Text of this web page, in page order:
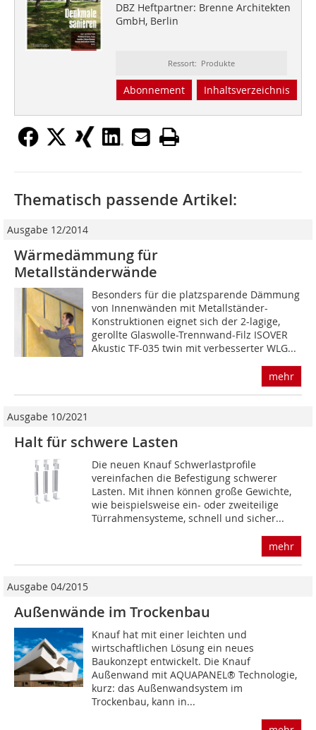
DBZ Heftpartner: Brenne Architekten
GmbH, Berlin
Ressort: Produkte
Abonnement Inhaltsverzeichnis
Thematisch passende Artikel:
Ausgabe 12/2014
Wärmedämmung für
Metallständerwände
Besonders für die platzsparende Dämmung
von Innenwänden mit Metallständer-
Konstruktionen eignet sich der 2-lagige,
gerollte Glaswolle-Trennwand-Filz ISOVER
Akustic TF-035 twin mit verbesserter WLG...
mehr
Ausgabe 10/2021
Halt für schwere Lasten
Die neuen Knauf Schwerlastprofile
vereinfachen die Befestigung schwerer
Lasten. Mit ihnen können große Gewichte,
wie beispielsweise ein- oder zweiteilige
Türrahmensysteme, schnell und sicher...
mehr
Ausgabe 04/2015
Außenwände im Trockenbau
Knauf hat mit einer leichten und
wirtschaftlichen Lösung ein neues
Baukonzept entwickelt. Die Knauf
Außenwand mit AQUAPANEL® Technologie,
kurz: das Außenwandsystem im
Trockenbau, kann in...